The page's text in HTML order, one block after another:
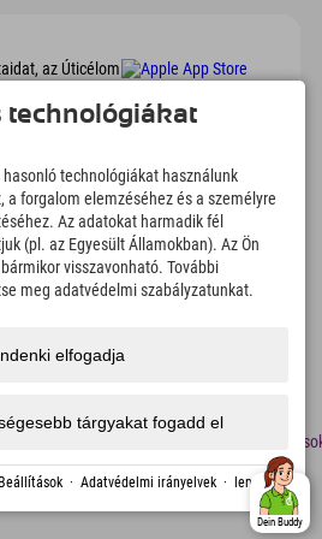
az Úticélom
és
4.634km
Sí- és snowboardpályák
97%
minket
tanúsítványok
Dein Buddy
technológiákat
technológiákat használunk
a forgalom elemzéséhez és a személyre
Az adatokat harmadik fél
(pl. az Egyesült Államokban). Az Ön
visszavonható. További
meg adatvédelmi szabályzatunkat.
elfogadja
tárgyakat fogadd el
Beállítások · Adatvédelmi irányelvek · lenyomat